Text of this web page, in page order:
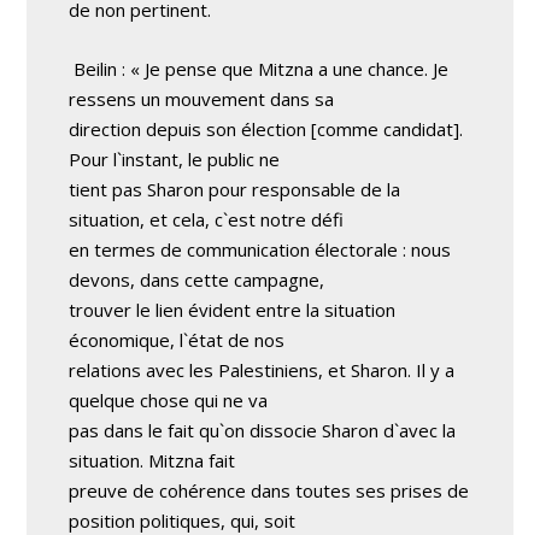
de non pertinent.
Beilin : « Je pense que Mitzna a une chance. Je
ressens un mouvement dans sa
direction depuis son élection [comme candidat].
Pour l`instant, le public ne
tient pas Sharon pour responsable de la
situation, et cela, c`est notre défi
en termes de communication électorale : nous
devons, dans cette campagne,
trouver le lien évident entre la situation
économique, l`état de nos
relations avec les Palestiniens, et Sharon. Il y a
quelque chose qui ne va
pas dans le fait qu`on dissocie Sharon d`avec la
situation. Mitzna fait
preuve de cohérence dans toutes ses prises de
position politiques, qui, soit